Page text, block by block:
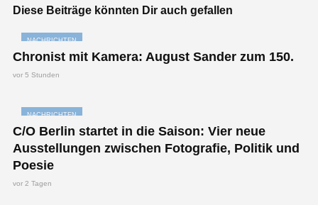
Diese Beiträge könnten Dir auch gefallen
NACHRICHTEN
Chronist mit Kamera: August Sander zum 150.
vor 5 Stunden
NACHRICHTEN
C/O Berlin startet in die Saison: Vier neue
Ausstellungen zwischen Fotografie, Politik und
Poesie
vor 2 Tagen